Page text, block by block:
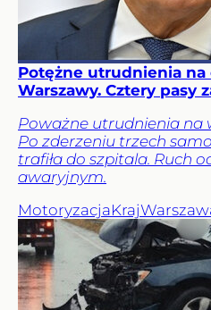
Potężne utrudnienia
Warszawy. Cztery pasy
Poważne utrudnienia na
Po zderzeniu trzech
trafiła do szpitala. Ruch
awaryjnym.
MotoryzacjaKraj